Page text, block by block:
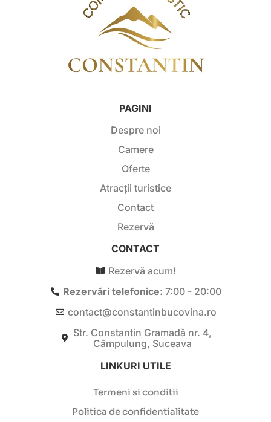
PAGINI
Despre noi
Camere
Oferte
Atracții turistice
Contact
Rezervă
CONTACT
Rezervă acum!
Rezervări telefonice: 7:00 - 20:00
contact@constantinbucovina.ro
Str. Constantin Gramadă nr. 4,
Câmpulung, Suceava
LINKURI UTILE
Termeni si conditii
Politica de confidentialitate